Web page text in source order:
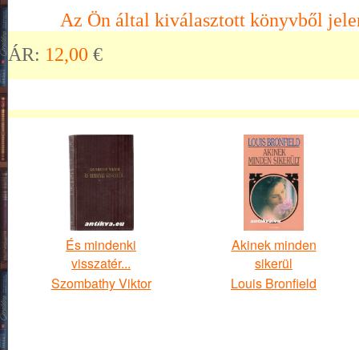
Az Ön által kiválasztott könyvből
ÁR: 12,00 €
És mindenki
visszatér...
Szombathy Viktor
Akinek minden
sikerül
Louis Bronfield